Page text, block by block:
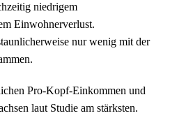
niedrigem
Einwohnerverlust.
nur wenig mit der
Pro-Kopf-Einkommen und
laut Studie am stärksten.